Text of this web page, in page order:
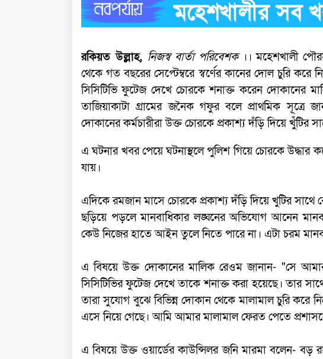
রকিয়ত উল্লাহ, নিজস্ব বার্তা পরিবেশক।। মহেশখালী
থেকে গত বছরের সেপ্টেম্বরে স্বর্ণের কানের দোল চুরি
সিসিটিভি ফুটেজ দেখে চোরকে শনাক্ত করেন দোকানের
তাজিয়াকাটা গ্রামের জনৈক গফুর বলে প্রাথমিক সূত্রে
দোকানের কর্মচারীরা উক্ত চোরকে প্রকাশ্য দঁড়ি দিয়ে খুঁটির
এ ঘটনার খবর পেয়ে ঘটনাস্থলে পুলিশ গিয়ে চোরকে উদ্ধার
যায়।
এদিকে রমজান মাসে চোরকে প্রকাশ্য দঁড়ি দিয়ে খুটির সাথে
ছড়িয়ে পড়লে মানবাধিকার লঙ্ঘনের অভিযোগ আনেন
কেউ নিজের হাতে আইন তুলে নিতে পারে না। এটা চরম
এ বিষয়ে উক্ত দোকানের মালিক রেওম জানান- "সে
সিসিটিভির ফুটেজ দেখে তাকে শনাক্ত করা হয়েছে। তার
তারা সুযোগ বুঝে বিভিন্ন দোকান থেকে মালামাল চুরি করে
এসে নিয়ে গেছে। আমি আমার মালামাল ফেরত পেতে
এ বিষয়ে উক্ত ওয়ার্ডের কাউন্সিলর জনি মারমা বলেন- বড়